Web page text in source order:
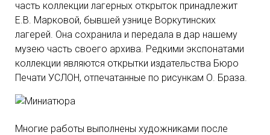
часть коллекции лагерных открыток принадлежит
Е.В. Марковой, бывшей узнице Воркутинских
лагерей. Она сохранила и передала в дар нашему
музею часть своего архива. Редкими экспонатами
коллекции являются открытки издательства Бюро
Печати УСЛОН, отпечатанные по рисункам О. Браза.
Многие работы выполнены художниками после